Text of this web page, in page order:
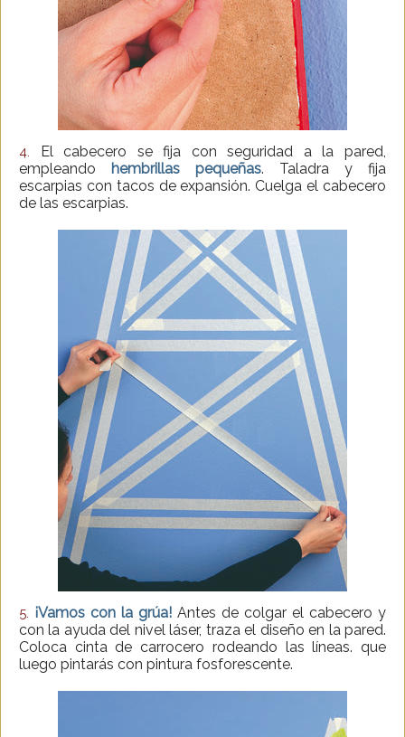
4.
El cabecero se fija con seguridad a la pared,
empleando
hembrillas pequeñas. Taladra y fija
escarpias con tacos de expansión. Cuelga el cabecero
de las escarpias.
5. ¡Vamos con la grúa! Antes de colgar el cabecero y
con la ayuda del nivel láser, traza el diseño en la pared.
Coloca cinta de carrocero rodeando las líneas. que
luego pintarás con pintura fosforescente.